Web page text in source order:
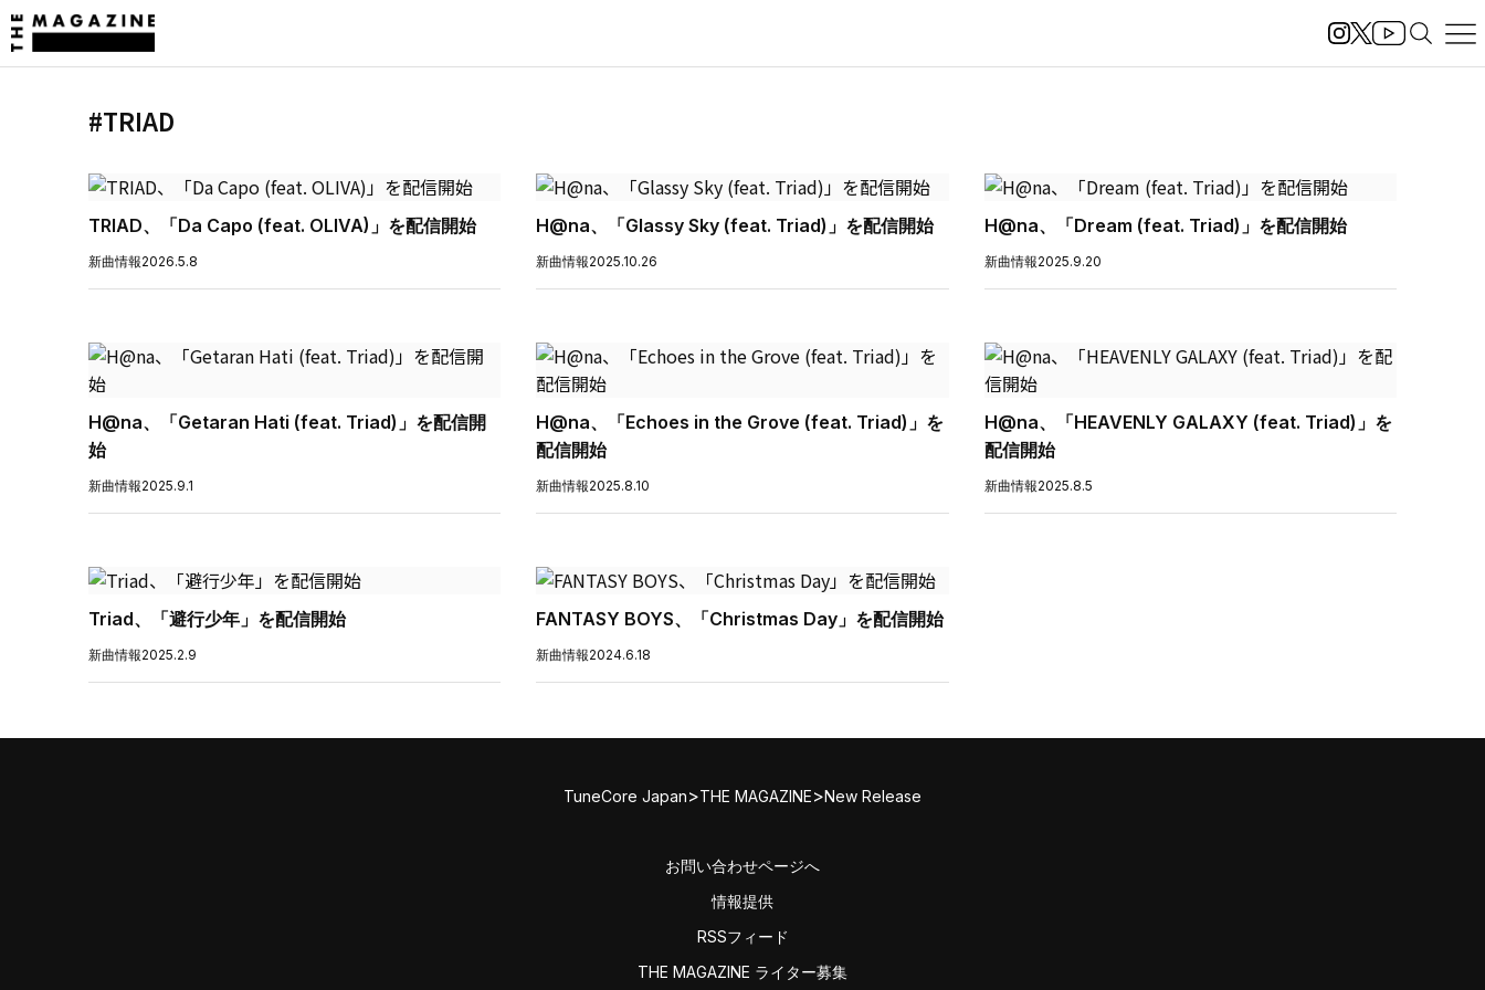
#TRIAD
TRIAD、「Da Capo (feat. OLIVA)」を配信開始
新曲情報2026.5.8
H@na、「Glassy Sky (feat. Triad)」を配信開始
新曲情報2025.10.26
H@na、「Dream (feat. Triad)」を配信開始
新曲情報2025.9.20
H@na、「Getaran Hati (feat. Triad)」を配信開
始
新曲情報2025.9.1
H@na、「Echoes in the Grove (feat. Triad)」を
配信開始
新曲情報2025.8.10
H@na、「HEAVENLY GALAXY (feat. Triad)」を
配信開始
新曲情報2025.8.5
Triad、「避行少年」を配信開始
新曲情報2025.2.9
FANTASY BOYS、「Christmas Day」を配信開始
新曲情報2024.6.18
TuneCore Japan>THE MAGAZINE>New Release
お問い合わせページへ
情報提供
RSSフィード
THE MAGAZINE ライター募集